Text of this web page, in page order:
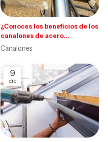
¿Conoces los beneficios de los
canalones de acero
inoxidable?
Canalones
9
dic